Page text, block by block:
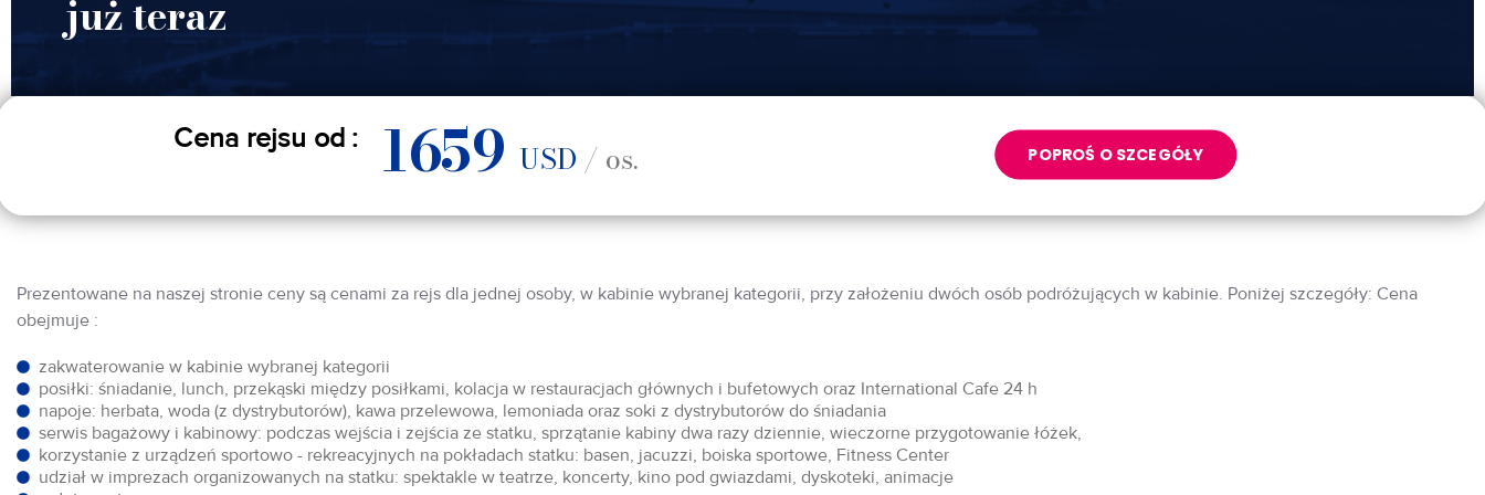
już teraz
Cena rejsu od : 1659USD / os. POPROŚ O SZCEGÓŁY
Prezentowane na naszej stronie ceny są cenami za rejs dla jednej osoby, w kabinie wybranej kategorii, przy założeniu dwóch osób podróżujących w kabinie. Poniżej szczegóły: Cena
obejmuje :
zakwaterowanie w kabinie wybranej kategorii
posiłki: śniadanie, lunch, przekąski między posiłkami, kolacja w restauracjach głównych i bufetowych oraz International Cafe 24 h
napoje: herbata, woda (z dystrybutorów), kawa przelewowa, lemoniada oraz soki z dystrybutorów do śniadania
serwis bagażowy i kabinowy: podczas wejścia i zejścia ze statku, sprzątanie kabiny dwa razy dziennie, wieczorne przygotowanie łóżek,
korzystanie z urządzeń sportowo - rekreacyjnych na pokładach statku: basen, jacuzzi, boiska sportowe, Fitness Center
udział w imprezach organizowanych na statku: spektakle w teatrze, koncerty, kino pod gwiazdami, dyskoteki, animacje